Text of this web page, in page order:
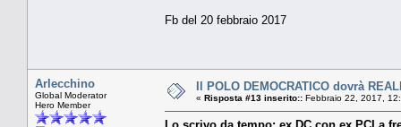
Fb del 20 febbraio 2017
Arlecchino
Global Moderator
Hero Member
Il POLO DEMOCRATICO dovrà
« Risposta #13 inserito:: Febbraio 22, 2017,